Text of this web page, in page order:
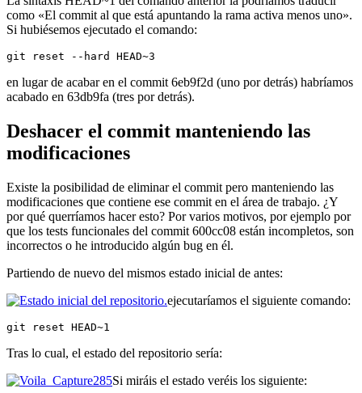
como «El commit al que está apuntando la rama activa menos uno».
Si hubiésemos ejecutado el comando:
git reset --hard HEAD~3
en lugar de acabar en el commit 6eb9f2d (uno por detrás) habríamos
acabado en 63db9fa (tres por detrás).
Deshacer el commit manteniendo las
modificaciones
Existe la posibilidad de eliminar el commit pero manteniendo las
modificaciones que contiene ese commit en el área de trabajo. ¿Y
por qué querríamos hacer esto? Por varios motivos, por ejemplo por
que los tests funcionales del commit 600cc08 están incompletos, son
incorrectos o he introducido algún bug en él.
Partiendo de nuevo del mismos estado inicial de antes:
ejecutaríamos el siguiente comando:
git reset HEAD~1
Tras lo cual, el estado del repositorio sería:
Si miráis el estado veréis los siguiente: